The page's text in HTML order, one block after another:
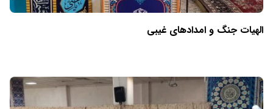
الهیات جنگ و امدادهای غیبی